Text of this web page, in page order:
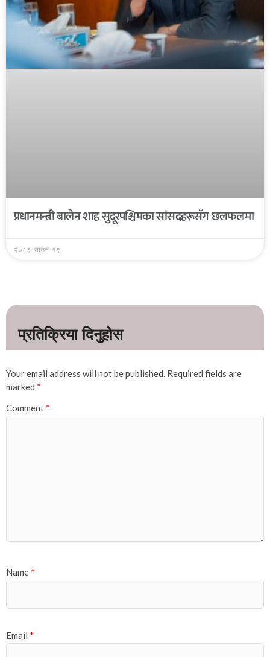
प्रधानमन्त्री बालेन शाह सुदूरपश्चिमका सांसदहरूसँग छलफलमा
२०८३-साउन-१९
Your email address will not be published. Required fields are
marked *
Comment *
Name *
Email *